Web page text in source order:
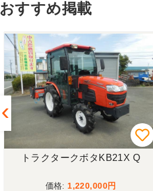
おすすめ掲載
トラクタークボタKB21X Q
1,220,000